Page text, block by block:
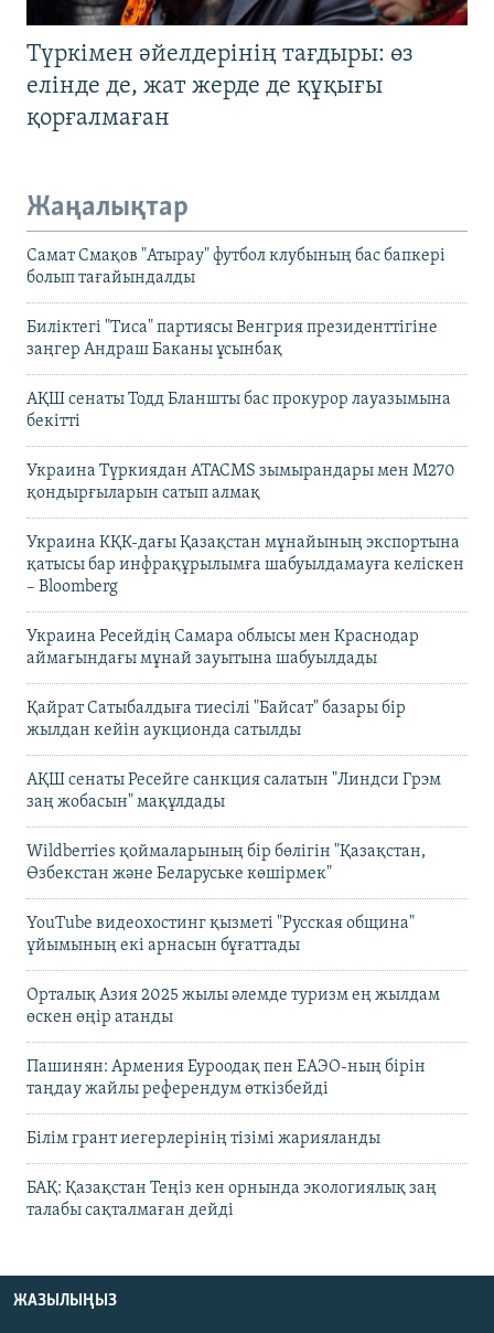
Түркімен әйелдерінің тағдыры: өз
елінде де, жат жерде де құқығы
қорғалмаған
Жаңалықтар
Самат Смақов "Атырау" футбол клубының бас бапкері
болып тағайындалды
Биліктегі "Тиса" партиясы Венгрия президенттігіне
заңгер Андраш Баканы ұсынбақ
АҚШ сенаты Тодд Бланшты бас прокурор лауазымына
бекітті
Украина Түркиядан ATACMS зымырандары мен M270
қондырғыларын сатып алмақ
Украина КҚК-дағы Қазақстан мұнайының экспортына
қатысы бар инфрақұрылымға шабуылдамауға келіскен
– Bloomberg
Украина Ресейдің Самара облысы мен Краснодар
аймағындағы мұнай зауытына шабуылдады
Қайрат Сатыбалдыға тиесілі "Байсат" базары бір
жылдан кейін аукционда сатылды
АҚШ сенаты Ресейге санкция салатын "Линдси Грэм
заң жобасын" мақұлдады
Wildberries қоймаларының бір бөлігін "Қазақстан,
Өзбекстан және Беларуське көшірмек"
YouTube видеохостинг қызметі "Русская община"
ұйымының екі арнасын бұғаттады
Орталық Азия 2025 жылы әлемде туризм ең жылдам
өскен өңір атанды
Пашинян: Армения Еуроодақ пен ЕАЭО-ның бірін
таңдау жайлы референдум өткізбейді
Білім грант иегерлерінің тізімі жарияланды
БАҚ: Қазақстан Теңіз кен орнында экологиялық заң
талабы сақталмаған дейді
ЖАЗЫЛЫҢЫЗ